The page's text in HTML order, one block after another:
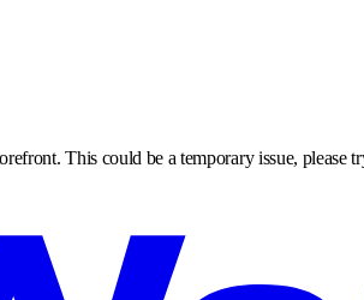
This could be a temporary issue, please